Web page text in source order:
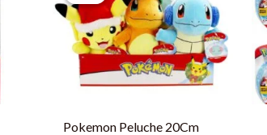
Pokemon Peluche 20Cm
152,59 zł.108,99 zł.